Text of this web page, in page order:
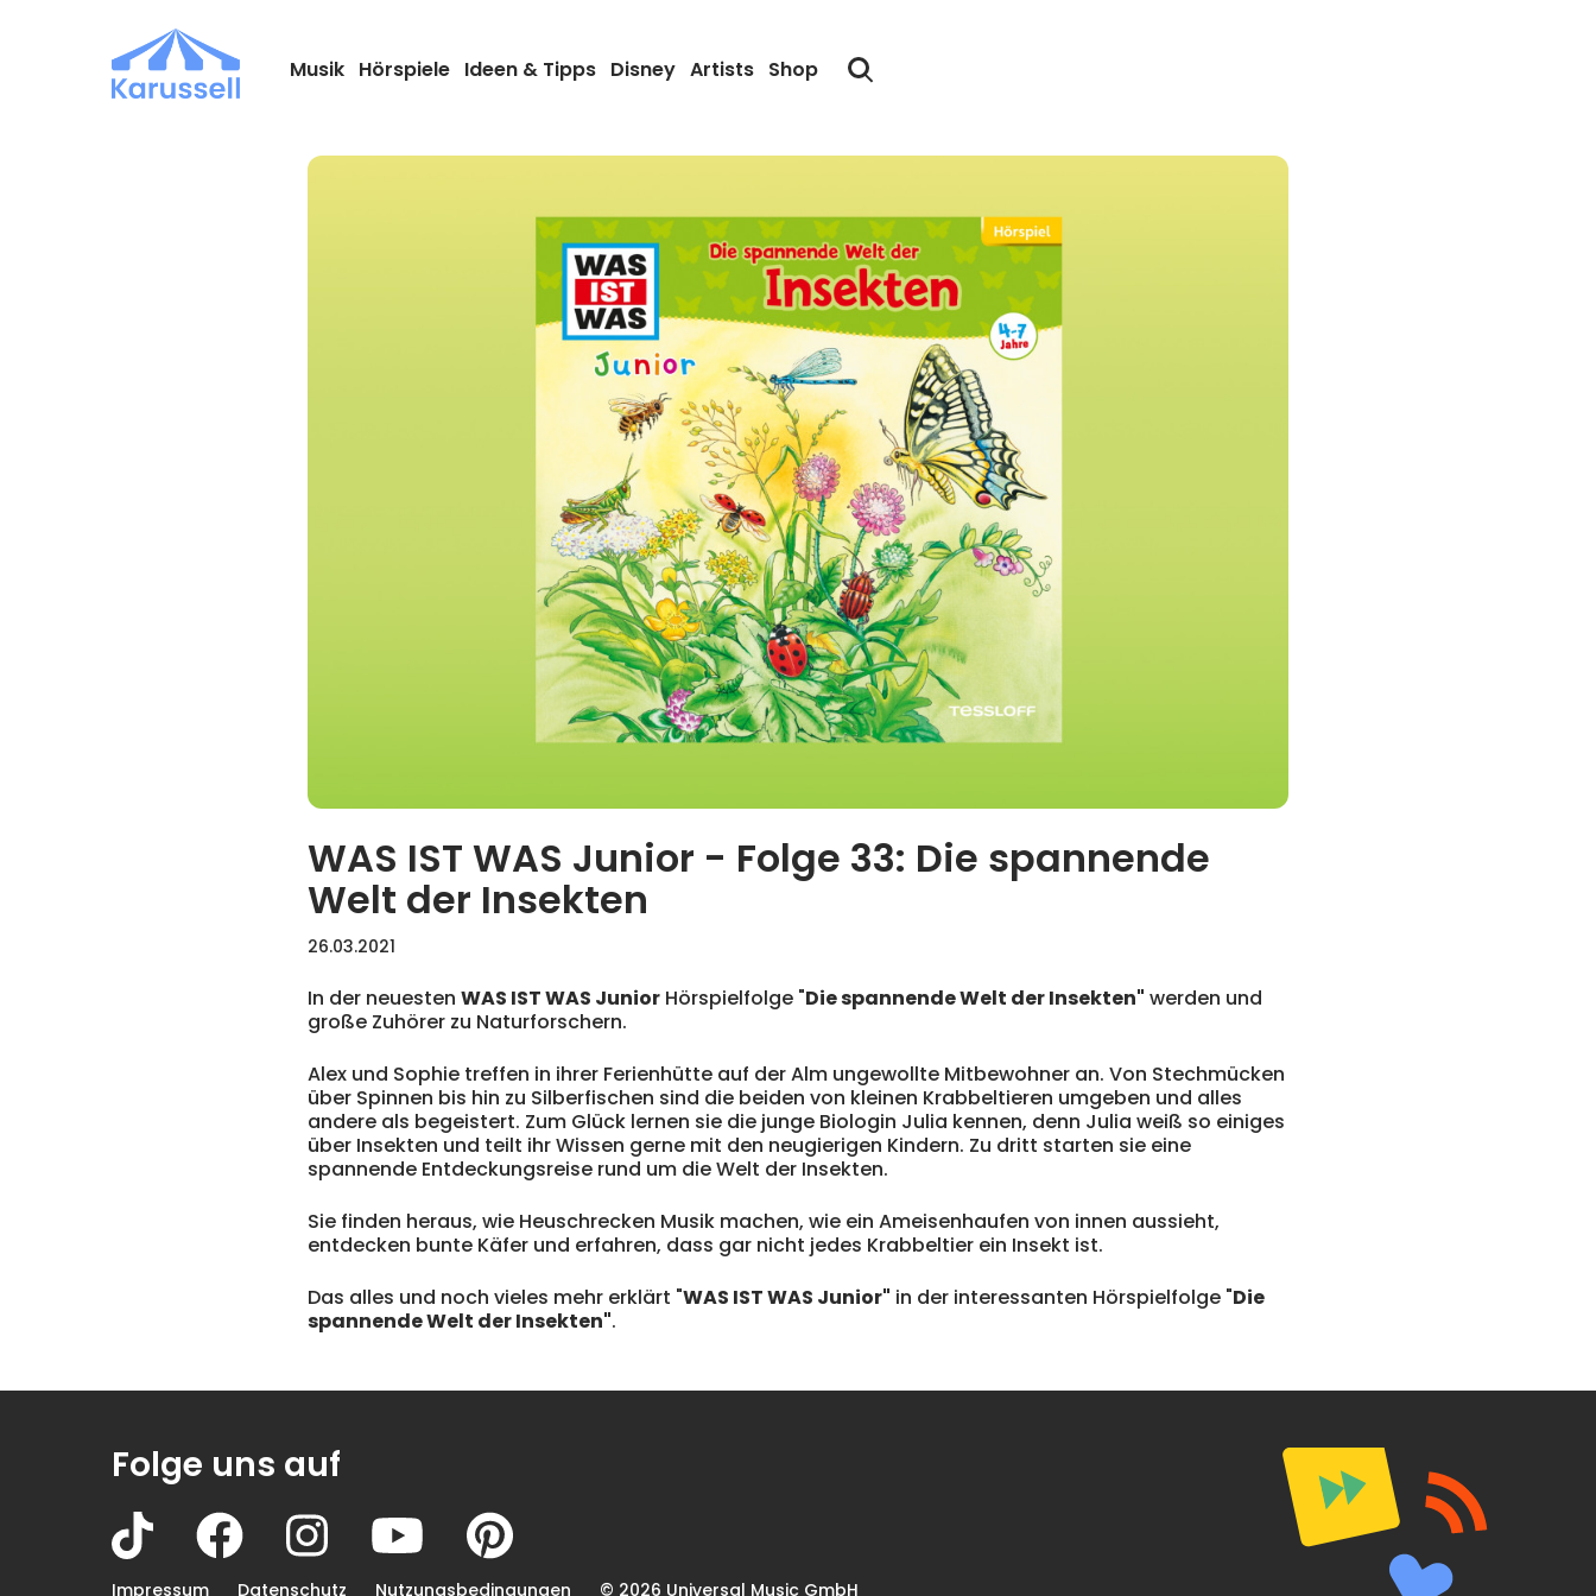
Musik Hörspiele Ideen & Tipps Disney Artists Shop
WAS IST WAS Junior - Folge 33: Die spannende
Welt der Insekten
26.03.2021
In der neuesten WAS IST WAS Junior Hörspielfolge "Die spannende Welt der Insekten" werden und
große Zuhörer zu Naturforschern.
Alex und Sophie treffen in ihrer Ferienhütte auf der Alm ungewollte Mitbewohner an. Von Stechmücken
über Spinnen bis hin zu Silberfischen sind die beiden von kleinen Krabbeltieren umgeben und alles
andere als begeistert. Zum Glück lernen sie die junge Biologin Julia kennen, denn Julia weiß so einiges
über Insekten und teilt ihr Wissen gerne mit den neugierigen Kindern. Zu dritt starten sie eine
spannende Entdeckungsreise rund um die Welt der Insekten.
Sie finden heraus, wie Heuschrecken Musik machen, wie ein Ameisenhaufen von innen aussieht,
entdecken bunte Käfer und erfahren, dass gar nicht jedes Krabbeltier ein Insekt ist.
Das alles und noch vieles mehr erklärt "WAS IST WAS Junior" in der interessanten Hörspielfolge "Die
spannende Welt der Insekten".
Folge uns auf
Impressum Datenschutz Nutzungsbedingungen © 2026 Universal Music GmbH